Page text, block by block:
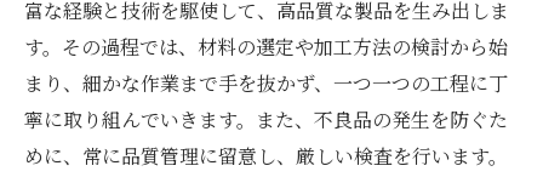
富な経験と技術を駆使して、高品質な製品を生み出しま
す。その過程では、材料の選定や加工方法の検討から始
まり、細かな作業まで手を抜かず、一つ一つの工程に丁
寧に取り組んでいきます。また、不良品の発生を防ぐた
めに、常に品質管理に留意し、厳しい検査を行います。